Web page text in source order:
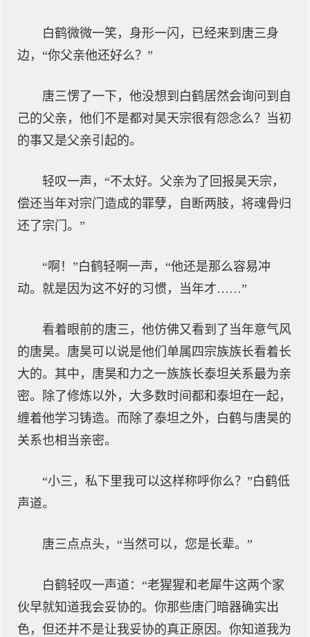
白鹤微微一笑，身形一闪，已经来到唐三身
边，“你父亲他还好么？”
唐三愣了一下，他没想到白鹤居然会询问到自
己的父亲，他们不是都对昊天宗很有怨念么？当初
的事又是父亲引起的。
轻叹一声，“不太好。父亲为了回报昊天宗，
偿还当年对宗门造成的罪孽，自断两肢，将魂骨归
还了宗门。”
“啊！”白鹤轻啊一声，“他还是那么容易冲
动。就是因为这不好的习惯，当年才……”
看着眼前的唐三，他仿佛又看到了当年意气风
的唐昊。唐昊可以说是他们单属四宗族族长看着长
大的。其中，唐昊和力之一族族长泰坦关系最为亲
密。除了修炼以外，大多数时间都和泰坦在一起，
缠着他学习铸造。而除了泰坦之外，白鹤与唐昊的
关系也相当亲密。
“小三，私下里我可以这样称呼你么？”白鹤低
声道。
唐三点点头，“当然可以，您是长辈。”
白鹤轻叹一声道：“老猩猩和老犀牛这两个家
伙早就知道我会妥协的。你那些唐门暗器确实出
色，但还并不是让我妥协的真正原因。你知道我为